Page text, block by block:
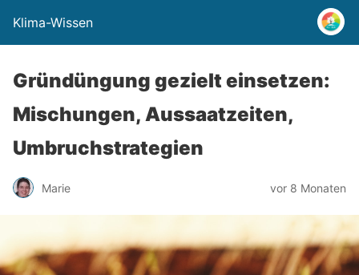
Klima-Wissen
Gründüngung gezielt einsetzen:
Mischungen, Aussaatzeiten,
Umbruchstrategien
Marie vor 8 Monaten